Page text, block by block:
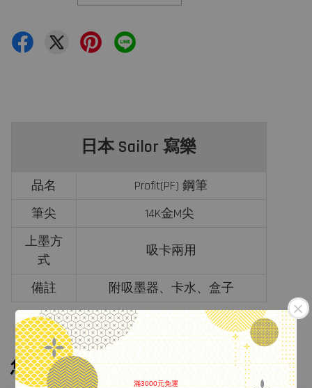
滿3000元免運
日本 Sailor 寫樂
品名
Profit(PF) 鋼筆
筆尖
14K金M尖
上墨方
式
吸卡兩用
備註 附吸墨器、卡水、盒子
您可能也喜歡